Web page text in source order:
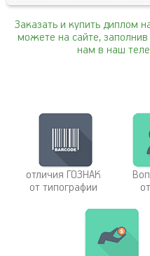
Заказать и купить диплом
можете на сайте,
нам в наш
отличия ГОЗНАК
от типографии